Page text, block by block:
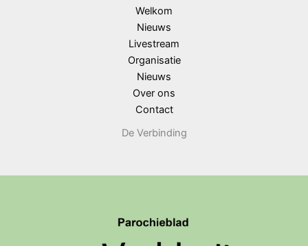
Welkom
Nieuws
Livestream
Organisatie
Nieuws
Over ons
Contact
De Verbinding